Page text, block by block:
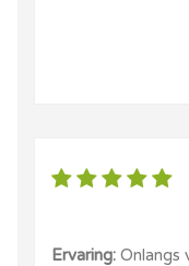
Ervaring: Onlangs